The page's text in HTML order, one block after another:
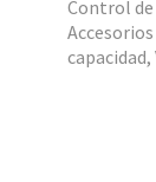
Control